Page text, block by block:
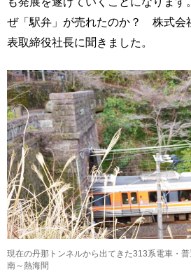
ぜ「駅弁」が売れたのか？ 株式会
表取締役社長に聞きました。
現在の丹那トンネルから出てきた313系電車・
南～熱海間